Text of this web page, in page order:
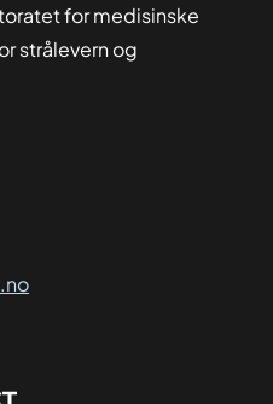
for medisinske
strålevern og